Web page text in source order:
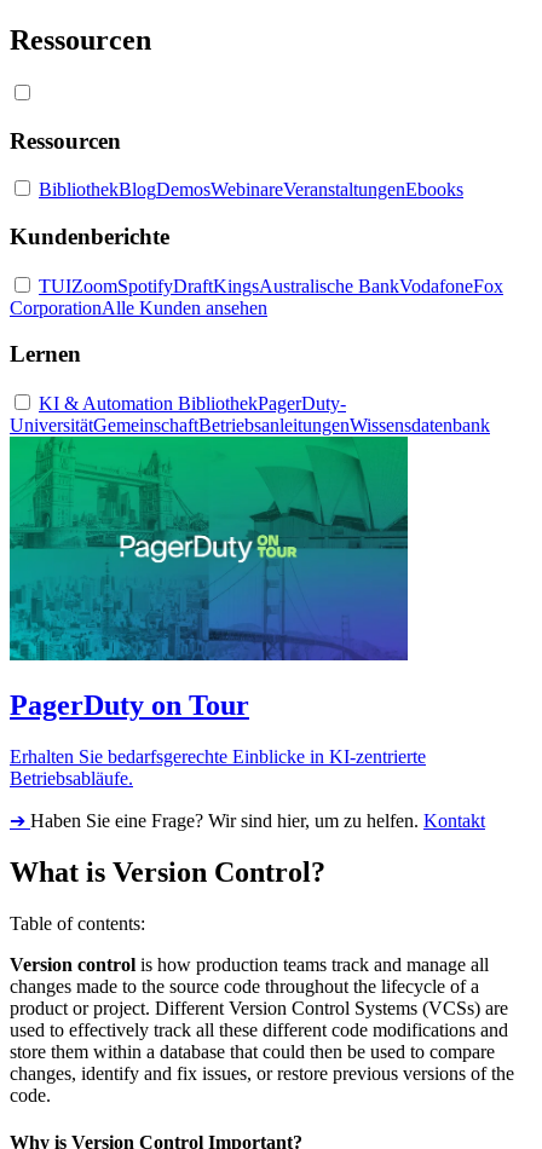
Ressourcen
Ressourcen
BibliothekBlogDemosWebinareVeranstaltungenEbooks
Kundenberichte
TUIZoomSpotifyDraftKingsAustralische BankVodafoneFox
CorporationAlle Kunden ansehen
Lernen
KI & Automation BibliothekPagerDuty-
UniversitätGemeinschaftBetriebsanleitungenWissensdatenbank
PagerDuty on Tour
Erhalten Sie bedarfsgerechte Einblicke in KI-zentrierte
Betriebsabläufe.
➔ Haben Sie eine Frage? Wir sind hier, um zu helfen. Kontakt
What is Version Control?
Table of contents:
Version control is how production teams track and manage all
changes made to the source code throughout the lifecycle of a
product or project. Different Version Control Systems (VCSs) are
used to effectively track all these different code modifications and
store them within a database that could then be used to compare
changes, identify and fix issues, or restore previous versions of the
code.
Why is Version Control Important?